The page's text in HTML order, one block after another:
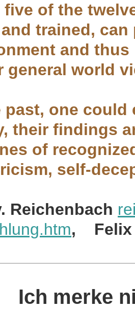
five of the
trained,
and
general world
past, one
their findings
of
self-
Reichenbach
, Felix
Ich merke